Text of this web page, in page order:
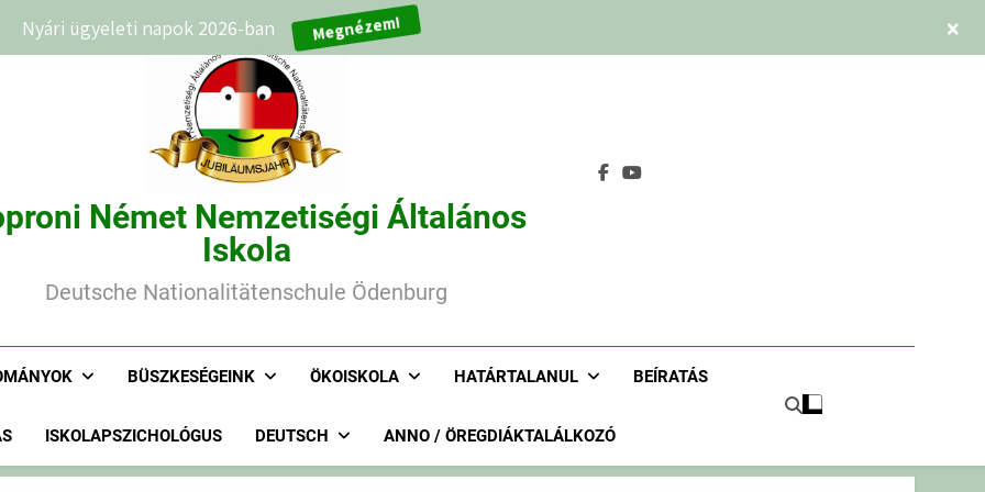
Német Nemzetiségi Általános
Iskola
Deutsche Nationalitätenschule Ödenburg
BÜSZKESÉGEINK ÖKOISKOLA HATÁRTALANUL BEÍRATÁS
ISKOLAPSZICHOLÓGUS DEUTSCH ANNO / ÖREGDIÁKTALÁLKOZÓ
Nyári ügyeleti napok 2026-ban Megnézem! ×